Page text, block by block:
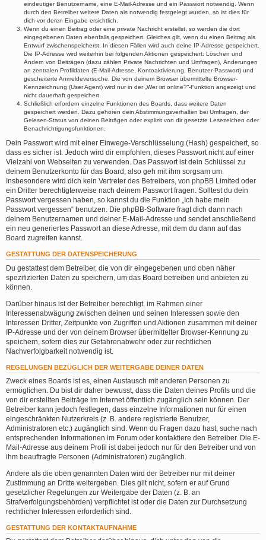
eindeutiger Benutzername, eine E-Mail-Adresse und ein Passwort notwendig. Wenn
durch den Betreiber weitere Daten als notwendig festgelegt wurden, so ist dies für
dich vor deren Eingabe ersichtlich.
Wenn du einen Beitrag oder eine private Nachricht erstellst, so werden die dort
eingegebenen Daten ebenfalls gespeichert. Gleiches gilt, wenn du einen Beitrag als
Entwurf zwischenspeicherst. In diesen Fällen wird auch deine IP-Adresse gespeichert.
Die IP-Adresse wird weiterhin bei folgenden Aktionen gespeichert: Löschen und
Ändern von Beiträgen (dazu zählen Private Nachrichten und Umfragen), Änderungen
an zentralen Profildaten (E-Mail-Adresse, Kontoaktivierung, Benutzer-Passwort) und
gescheiterte Anmeldeversuche. Die von deinem Browser übermittelte Browser-
Kennzeichnung (User Agent) wird nur in der „Wer ist online?“-Funktion angezeigt und
nicht dauerhaft gespeichert.
Schließlich erfordern einzelne Funktionen des Boards, dass weitere Daten
gespeichert werden. Dazu gehören dein Abstimmungsverhalten bei Umfragen, der
Gelesen-Status von deinen Beiträgen oder explizit von dir gesetzte Lesezeichen oder
Benachrichtigungsfunktionen.
Dein Passwort wird mit einer Einwege-Verschlüsselung (Hash) gespeichert, so
dass es sicher ist. Jedoch wird dir empfohlen, dieses Passwort nicht auf einer
Vielzahl von Webseiten zu verwenden. Das Passwort ist dein Schlüssel zu
deinem Benutzerkonto für das Board, also geh mit ihm sorgsam um.
Insbesondere wird dich kein Vertreter des Betreibers, von phpBB Limited oder
ein Dritter berechtigterweise nach deinem Passwort fragen. Solltest du dein
Passwort vergessen haben, so kannst du die Funktion „Ich habe mein
Passwort vergessen“ benutzen. Die phpBB-Software fragt dich dann nach
deinem Benutzernamen und deiner E-Mail-Adresse und sendet anschließend
ein neu generiertes Passwort an diese Adresse, mit dem du dann auf das
Board zugreifen kannst.
GESTATTUNG DER DATENSPEICHERUNG
Du gestattest dem Betreiber, die von dir eingegebenen und oben näher
spezifizierten Daten zu speichern, um das Board betreiben und anbieten zu
können.
Darüber hinaus ist der Betreiber berechtigt, im Rahmen einer
Interessenabwägung zwischen deinen und seinen Interessen sowie den
Interessen Dritter, Zeitpunkte von Zugriffen und Aktionen zusammen mit deiner
IP-Adresse und der von deinem Browser übermittelter Browser-Kennung zu
speichern, sofern dies zur Gefahrenabwehr oder zur rechtlichen
Nachverfolgbarkeit notwendig ist.
REGELUNGEN BEZÜGLICH DER WEITERGABE DEINER DATEN
Zweck eines Boards ist es, einen Austausch mit anderen Personen zu
ermöglichen. Du bist dir daher bewusst, dass die Daten deines Profils und die
von dir erstellten Beiträge im Internet öffentlich zugänglich sein können. Der
Betreiber kann jedoch festlegen, dass einzelne Informationen nur für einen
eingeschränkten Nutzerkreis (z. B. andere registrierte Benutzer,
Administratoren etc.) zugänglich sind. Wenn du Fragen dazu hast, suche nach
entsprechenden Informationen im Forum oder kontaktiere den Betreiber. Die E-
Mail-Adresse aus deinem Profil ist dabei jedoch nur für den Betreiber und von
ihm beauftragte Personen (Administratoren) zugänglich.
Andere als die oben genannten Daten wird der Betreiber nur mit deiner
Zustimmung an Dritte weitergeben. Dies gilt nicht, sofern er auf Grund
gesetzlicher Regelungen zur Weitergabe der Daten (z. B. an
Strafverfolgungsbehörden) verpflichtet ist oder die Daten zur Durchsetzung
rechtlicher Interessen erforderlich sind.
GESTATTUNG DER KONTAKTAUFNAHME